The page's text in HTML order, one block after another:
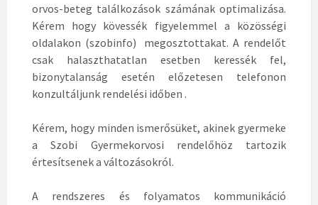
orvos-beteg találkozások számának optimalizása.
Kérem hogy kövessék figyelemmel a közösségi
oldalakon (szobinfo) megosztottakat. A rendelőt
csak halaszthatatlan esetben keressék fel,
bizonytalanság esetén előzetesen telefonon
konzultáljunk rendelési időben .
Kérem, hogy minden ismerősüket, akinek gyermeke
a Szobi Gyermekorvosi rendelőhöz tartozik
értesítsenek a változásokról.
A rendszeres és folyamatos kommunikáció